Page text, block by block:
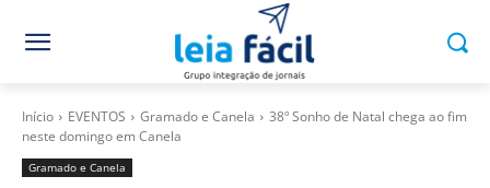
Início EVENTOS Gramado e Canela
38º Sonho de Natal chega ao fim
neste domingo em Canela
Gramado e Canela